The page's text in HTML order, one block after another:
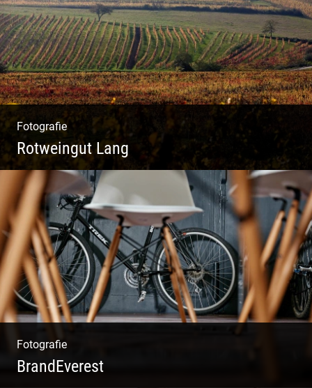
Fotografie
Rotweingut Lang
Rotweine aus Österreich | Genussvolle
Weinprobe | Herbstliche Weinberge | Uriger
Weinkeller
Fotografie
BrandEverest